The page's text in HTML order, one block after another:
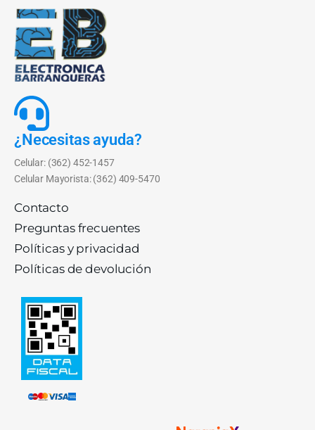
¿Necesitas ayuda?
Celular: (362) 452-1457
Celular Mayorista: (362) 409-5470
Contacto
Preguntas frecuentes
Políticas y privacidad
Políticas de devolución